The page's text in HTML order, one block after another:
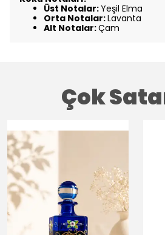
Üst Notalar:Yeşil Elma
Orta Notalar:Lavanta
Alt Notalar:Çam
Çok